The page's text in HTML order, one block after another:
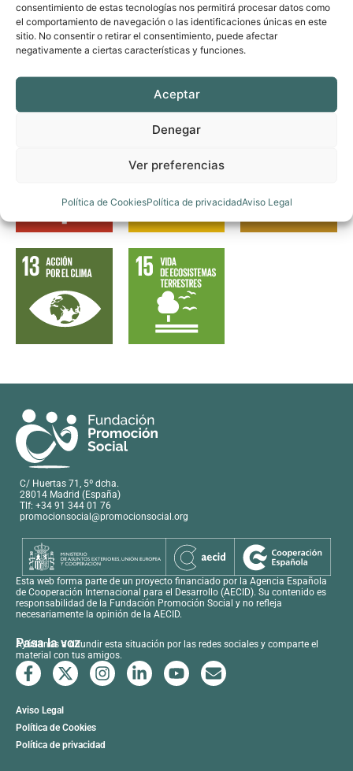
consentimiento de estas tecnologías nos permitirá procesar datos como
el comportamiento de navegación o las identificaciones únicas en este
sitio. No consentir o retirar el consentimiento, puede afectar
negativamente a ciertas características y funciones.
Aceptar
Denegar
Ver preferencias
Política de CookiesPolítica de privacidadAviso Legal
Compartir por email
C/ Huertas 71, 5º dcha.
28014 Madrid (España)
Tlf: +34 91 344 01 76
promocionsocial@promocionsocial.org
Esta web forma parte de un proyecto financiado por la Agencia Española
de Cooperación Internacional para el Desarrollo (AECID). Su contenido es
responsabilidad de la Fundación Promoción Social y no refleja
necesariamente la opinión de la AECID.
Pasa la voz
Ayúdanos a difundir esta situación por las redes sociales y comparte el
material con tus amigos.
Aviso Legal
Política de Cookies
Política de privacidad